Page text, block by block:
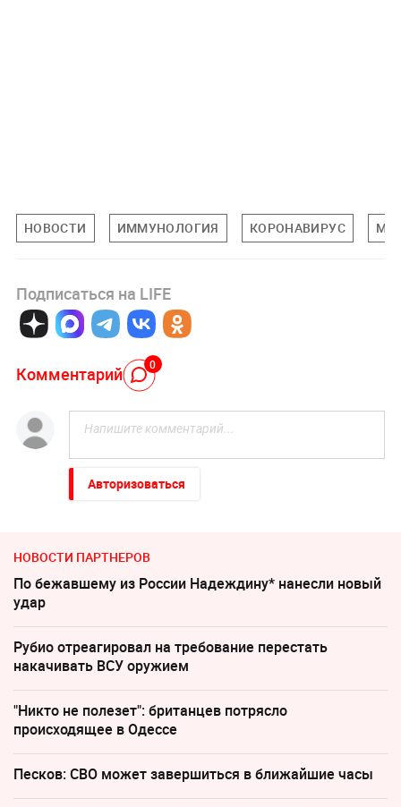
НОВОСТИ ИММУНОЛОГИЯ КОРОНАВИРУС
Подписаться на LIFE
Комментарий 0
Авторизоваться
НОВОСТИ ПАРТНЕРОВ
По бежавшему из России Надеждину* нанесли новый
удар
Рубио отреагировал на требование перестать
накачивать ВСУ оружием
"Никто не полезет": британцев потрясло
происходящее в Одессе
Песков: СВО может завершиться в ближайшие часы